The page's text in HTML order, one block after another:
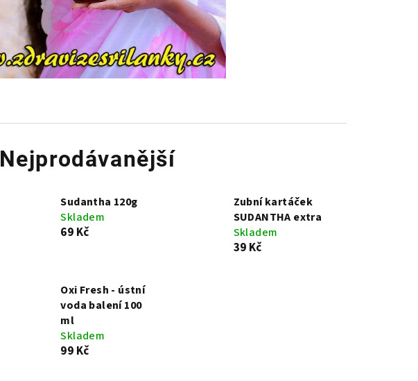
Nejprodávanější
Sudantha 120g
Skladem
69 Kč
Zubní kartáček
SUDANTHA extra
Skladem
39 Kč
Oxi Fresh - ústní
voda balení 100
ml
Skladem
99 Kč